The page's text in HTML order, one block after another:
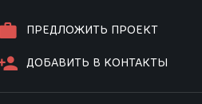
ПРЕДЛОЖИТЬ ПРОЕКТ
ДОБАВИТЬ В КОНТАКТЫ